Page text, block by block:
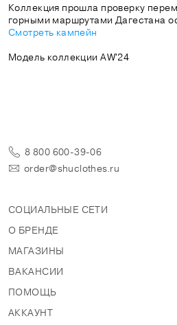
Коллекция прошла проверку
горными маршрутами Дагестана
Смотреть кампейн
Модель коллекции AW'24
8 800 600-39-06
order@shuclothes.ru
СОЦИАЛЬНЫЕ СЕТИ
О БРЕНДЕ
МАГАЗИНЫ
ВАКАНСИИ
ПОМОЩЬ
АККАУНТ